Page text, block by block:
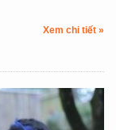
Xem chi tiết »